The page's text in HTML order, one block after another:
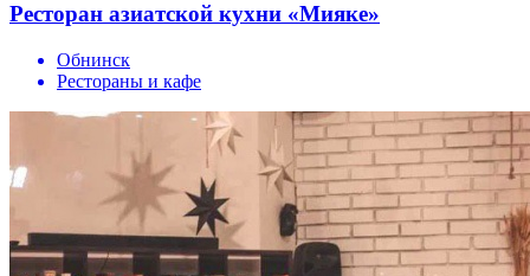
Ресторан азиатской кухни «Мияке»
Обнинск
Рестораны и кафе